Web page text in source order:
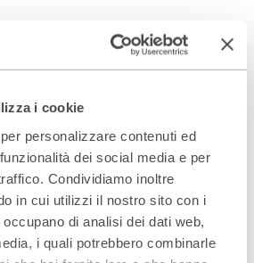
i cookie
personalizzare contenuti ed
dei social media e per
Condividiamo inoltre
in cui utilizzi il nostro sito con i
di analisi dei dati web,
i quali potrebbero combinarle
di vita che finalmente si
senza veli e inganni. Le
un ruvido percorso che dal
parte con forza dirompente
a nudo le più profonde intimità…
interpretazioni, fanno di Cuòre –
spettacolo originale, intenso e
dello spettacolo